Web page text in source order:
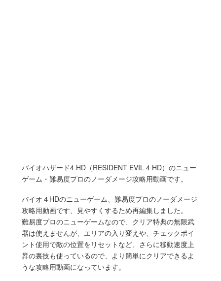
バイオハザード4 HD（RESIDENT EVIL 4 HD）のニュー
ゲーム・難易度プロのノーダメージ攻略用動画です。
バイオ４HDのニューゲーム、難易度プロのノーダメージ
攻略用動画です、見やすくするため再編集しました。
難易度プロのニューゲームなので、クリア特典の無限武
器は使えませんが、エリアの入り変えや、チェックポイ
ント使用で敵の位置をリセットなど、さらに移動速度上
昇の裏技も使っているので、より簡単にクリアできるよ
うな攻略用動画になっています。